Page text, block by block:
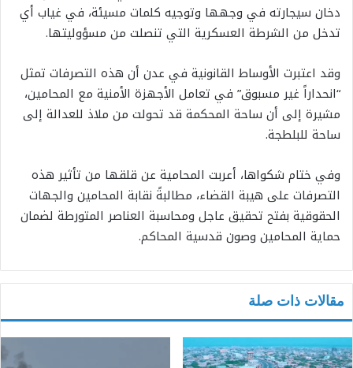
دخان سيجارته في وجهها وتوجيه كلمات مسيئة، في غياب أي
تدخل من الشرطة العسكرية التي تنصلت من مسؤوليتها.
وقد اعتبرت الأوساط القانونية في عدن أن هذه التصرفات تمثل
“انحداراً غير مسبوق” في تعامل الأجهزة الأمنية مع المحامين،
مشيرة إلى أن ساحة المحكمة قد تحولت من ملاذ للعدالة إلى
ساحة للبلطجة.
وفي ختام شكواها، أعربت المحامية عن قلقها من تأثير هذه
التصرفات على هيبة القضاء، مطالبةً نقابة المحامين والجهات
الحقوقية بفتح تحقيق عاجل ومحاسبة العناصر المتورطة لضمان
حماية المحامين وصون قدسية المحاكم.
مقالات ذات صلة